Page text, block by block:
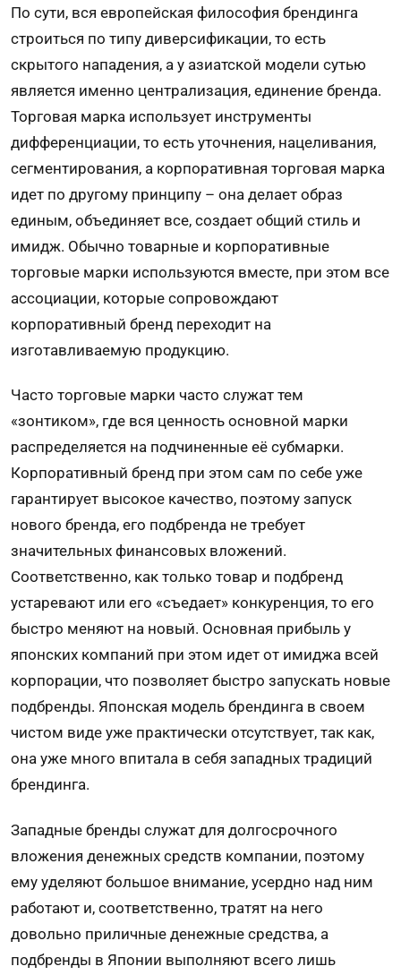
По сути, вся европейская философия брендинга
строиться по типу диверсификации, то есть
скрытого нападения, а у азиатской модели сутью
является именно централизация, единение бренда.
Торговая марка использует инструменты
дифференциации, то есть уточнения, нацеливания,
сегментирования, а корпоративная торговая марка
идет по другому принципу – она делает образ
единым, объединяет все, создает общий стиль и
имидж. Обычно товарные и корпоративные
торговые марки используются вместе, при этом все
ассоциации, которые сопровождают
корпоративный бренд переходит на
изготавливаемую продукцию.
Часто торговые марки часто служат тем
«зонтиком», где вся ценность основной марки
распределяется на подчиненные её субмарки.
Корпоративный бренд при этом сам по себе уже
гарантирует высокое качество, поэтому запуск
нового бренда, его подбренда не требует
значительных финансовых вложений.
Соответственно, как только товар и подбренд
устаревают или его «съедает» конкуренция, то его
быстро меняют на новый. Основная прибыль у
японских компаний при этом идет от имиджа всей
корпорации, что позволяет быстро запускать новые
подбренды. Японская модель брендинга в своем
чистом виде уже практически отсутствует, так как,
она уже много впитала в себя западных традиций
брендинга.
Западные бренды служат для долгосрочного
вложения денежных средств компании, поэтому
ему уделяют большое внимание, усердно над ним
работают и, соответственно, тратят на него
довольно приличные денежные средства, а
подбренды в Японии выполняют всего лишь